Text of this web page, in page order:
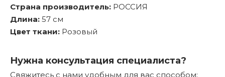
Страна производитель: РОССИЯ
Длина: 57 см
Цвет ткани: Розовый
Нужна консультация специалиста?
Свяжитесь с нами удобным для вас способом: